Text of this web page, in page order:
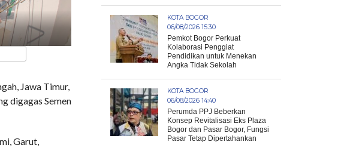
Jawa Timur,
digagas Semen
Garut,
KOTA BOGOR
06/08/2026 15:30
Pemkot Bogor Perkuat
Kolaborasi Penggiat
Pendidikan untuk Menekan
Angka Tidak Sekolah
KOTA BOGOR
06/08/2026 14:40
Perumda PPJ Beberkan
Konsep Revitalisasi Eks Plaza
Bogor dan Pasar Bogor, Fungsi
Pasar Tetap Dipertahankan